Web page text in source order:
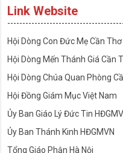
Link Website
Hội Dòng Con Đức Mẹ Cần Thơ
Hội Dòng Mến Thánh Giá Cần
Hội Dòng Chúa Quan Phòng
Hội Đồng Giám Mục Việt Nam
Ủy Ban Giáo Lý Đức Tin
Ủy Ban Thánh Kinh HĐGMVN
Tổng Giáo Phận Hà Nội